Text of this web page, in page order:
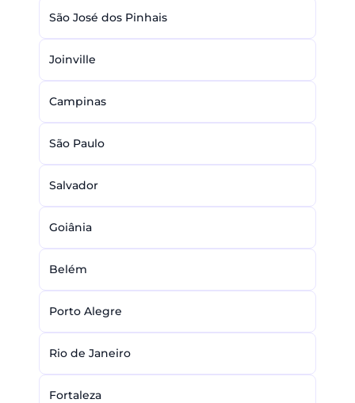
São José dos Pinhais
Joinville
Campinas
São Paulo
Salvador
Goiânia
Belém
Porto Alegre
Rio de Janeiro
Fortaleza